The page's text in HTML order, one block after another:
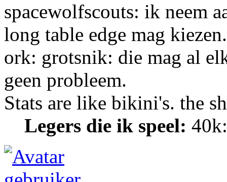
spacewolfscouts: ik neem
long table edge mag kiezen.
ork: grotsnik: die mag al
geen probleem.
Stats are like bikini's. the
Legers die ik speel: